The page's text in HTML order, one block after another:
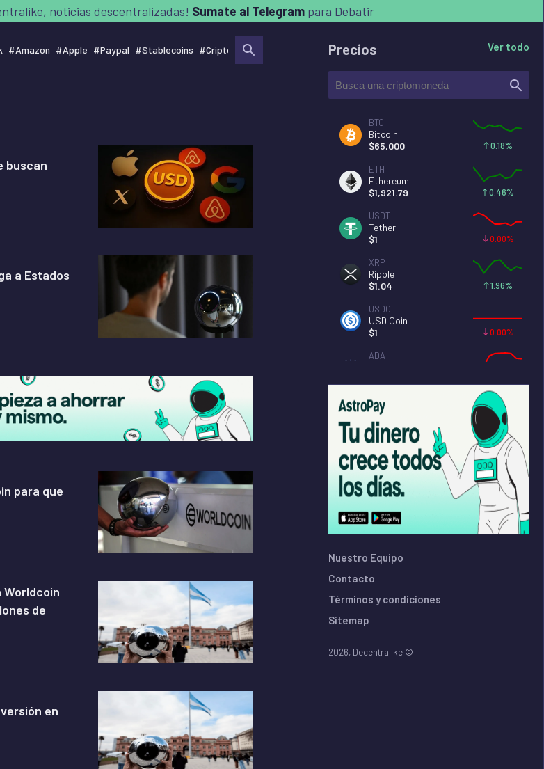
noticias descentralizadas! Sumate al Telegram para Debatir
#Amazon #Apple #Paypal #Stablecoins #Criptomonedas #Usdt #Dolar Cripto Worldcoin
buscan
a Estados
para que
Worldcoin
de
en
Precios Ver todo
BTC
Bitcoin
$65,000 0.18%
ETH
Ethereum
$1,921.79 0.46%
USDT
Tether
$1 0.00%
XRP
Ripple
$1.04 1.96%
USDC
USD Coin
$1 0.00%
ADA
DOGE
Dogecoin
$0.07 0.00%
Solana
$75.06 1.98%
TRX
$0.33 0.00%
Nuestro Equipo
Contacto
Términos y condiciones
Sitemap
2026, Decentralike ©